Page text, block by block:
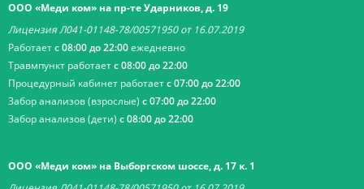
ООО «Меди ком» на пр-те Ударников, д. 19
Лицензия Л041-01148-78/00571950 от 16.07.2019
Работаетс 08:00 до 22:00ежедневно
Травмпункт работаетс 08:00 до 22:00
Процедурный кабинет работаетс 07:00 до 22:00
Забор анализов (взрослые) с 07:00 до 22:00
Забор анализов (дети) с 08:00 до 22:00
ООО «Меди ком» на Выборгском шоссе, д. 17 к. 1